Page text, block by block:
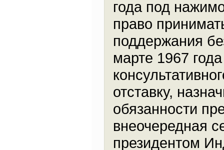
года под
право
поддержания
марте 1967
отставку,
обязанности
внеочередная
президентом